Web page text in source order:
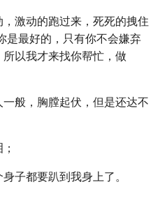
激动的跑过来，死死的拽住
是最好的，只有你不会嫌弃
以我才来找你帮忙，做
般，胸膛起伏，但是还达不
子都要趴到我身上了。